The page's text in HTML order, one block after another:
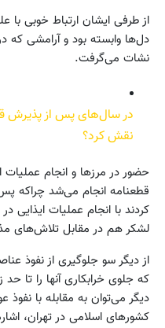
از طرفی ایشان ارتباط خوبی با
دل‌ها وابسته بود و آرامشی که
نشات می‌گرفت.
در سال‌های پس از پذیرش
نقش کرد؟
حضور در مرزها و انجام
قطعنامه انجام می‌شد چراکه
کردند با انجام عملیات ایذایی
لشکر هم در مقابل تلاش‌های
از دیگر سو جلوگیری از نفوذ
که جلوی خرابکاری آنها را تا
دیگر می‌توان به مقابله با نفوذ
کشورهای اسلامی در تهران،